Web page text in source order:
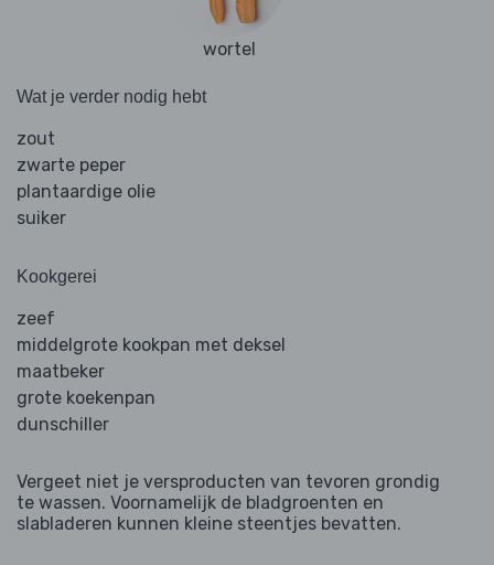
wortel
Wat je verder nodig hebt
zout
zwarte peper
plantaardige olie
suiker
Kookgerei
zeef
middelgrote kookpan met deksel
maatbeker
grote koekenpan
dunschiller
Vergeet niet je versproducten van tevoren grondig
te wassen. Voornamelijk de bladgroenten en
slabladeren kunnen kleine steentjes bevatten.